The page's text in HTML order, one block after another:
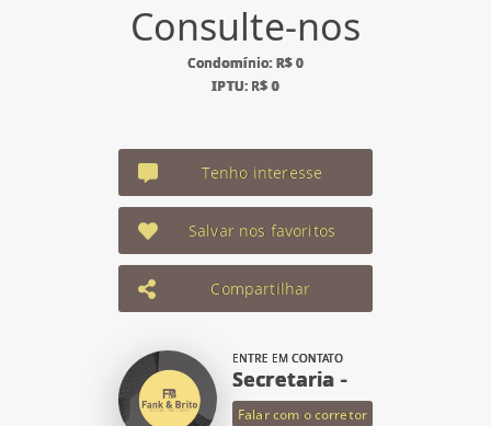
Consulte-nos
Condomínio: R$ 0
IPTU: R$ 0
Tenho interesse
Salvar nos favoritos
Compartilhar
ENTRE EM CONTATO
Secretaria -
Falar com o corretor